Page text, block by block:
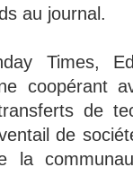
au journal.
Times,
coopérant
de
de